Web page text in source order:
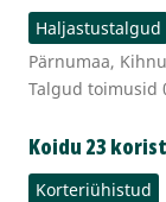
Haljastustalgud
Pärnumaa,
Talgud toimusid
Koidu 23
Korteriühistud